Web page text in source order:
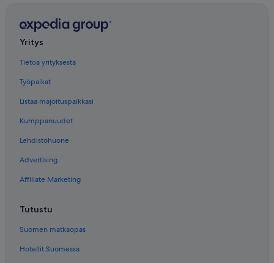
Yritys
Tietoa yrityksestä
Työpaikat
Listaa majoituspaikkasi
Kumppanuudet
Lehdistöhuone
Advertising
Affiliate Marketing
Tutustu
Suomen matkaopas
Hotellit Suomessa